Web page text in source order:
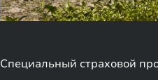
Специальный страховой